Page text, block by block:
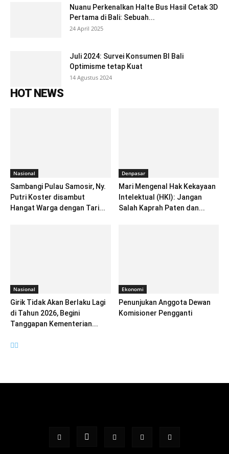
Nuanu Perkenalkan Halte Bus Hasil Cetak 3D
Pertama di Bali: Sebuah...
24 April 2025
Juli 2024: Survei Konsumen BI Bali
Optimisme tetap Kuat
14 Agustus 2024
HOT NEWS
Nasional
Sambangi Pulau Samosir, Ny.
Putri Koster disambut
Hangat Warga dengan Tari...
Denpasar
Mari Mengenal Hak Kekayaan
Intelektual (HKI): Jangan
Salah Kaprah Paten dan...
Nasional
Girik Tidak Akan Berlaku Lagi
di Tahun 2026, Begini
Tanggapan Kementerian...
Ekonomi
Penunjukan Anggota Dewan
Komisioner Pengganti